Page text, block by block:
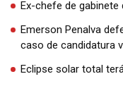
Ex-chefe de
Emerson Penalva
caso de candidatura
Eclipse solar total